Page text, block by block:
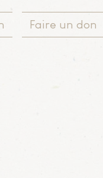
Faire un don